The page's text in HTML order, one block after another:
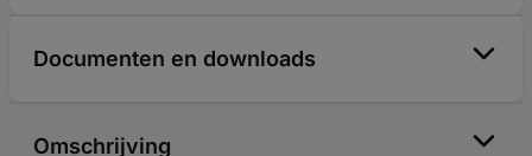
Documenten en downloads
Omschrijving